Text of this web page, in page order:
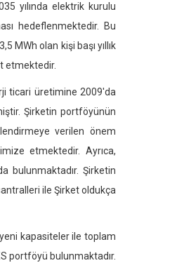
yılında elektrik kurulu
hedeflenmektedir. Bu
MWh olan kişi başı yıllık
etmektedir.
ticari üretimine 2009'da
Şirketin portföyünün
verilen önem
etmektedir. Ayrıca,
bulunmaktadır. Şirketin
ile Şirket oldukça
kapasiteler ile toplam
portföyü bulunmaktadır.